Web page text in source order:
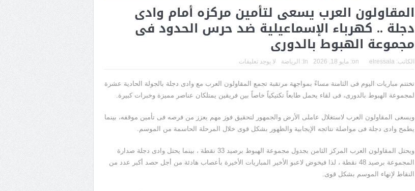
المقاولون العرب يسعى لتأمين مركزه أمام وادى
دجلة .. كهرباء الإسماعيلية ضد حرس الحدود فى
مجموعة الهبوط بالدورى
الكاتب: elressala
on: مايو 18, 2026 In: الرياضة لا يوجد تعليقات
تختتم مباريات اليوم فى الثامنة مساءً بمواجهة مرتقبة تجمع المقاولون العرب مع وادى دجلة بالجولة الحادية عشرة
لمجموعة الهبوط بالدورى، فى لقاء يحمل طابعاً تكتيكياً خاصاً بين فريقين يمتلكان عناصر مميزة وخبرات كبيرة.
ويسعى المقاولون العرب لاستغلال عاملى الأرض والجمهور لتحقيق فوز مهم يعزز من فرصه فى تأمين موقفه، بينما
يطمح وادى دجلة فى مواصلة نتائجه الإيجابية والظهور بشكل قوى خلال المرحلة الحاسمة من الموسم.
ويحتل المقاولون العرب المركز الثامن بجدول مجموعة الهبوط برصيد 33 نقطة ، بينما يحتل وادى دجلة صدارة
المجموعة برصيد 48 نقطة ، لذا فيخوض لاعبو الأخير المباريات الأخيرة بأعصاب هادئة من أجل حصد أكبر عدد من
النقاط لإنهاء الموسم بشكل قوى.